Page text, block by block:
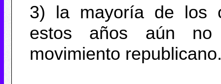
3) la mayoría de los
estos años aún no
movimiento